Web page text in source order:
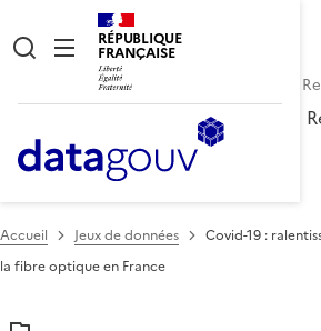
RÉPUBLIQUE
FRANÇAISE
Accueil Jeux de données
Covid-19 :
la fibre optique en France